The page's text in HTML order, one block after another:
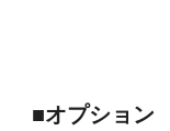
■オプション